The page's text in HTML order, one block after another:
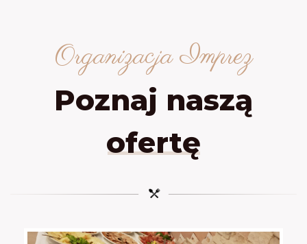
Organizacja Imprez
Poznaj naszą
ofertę